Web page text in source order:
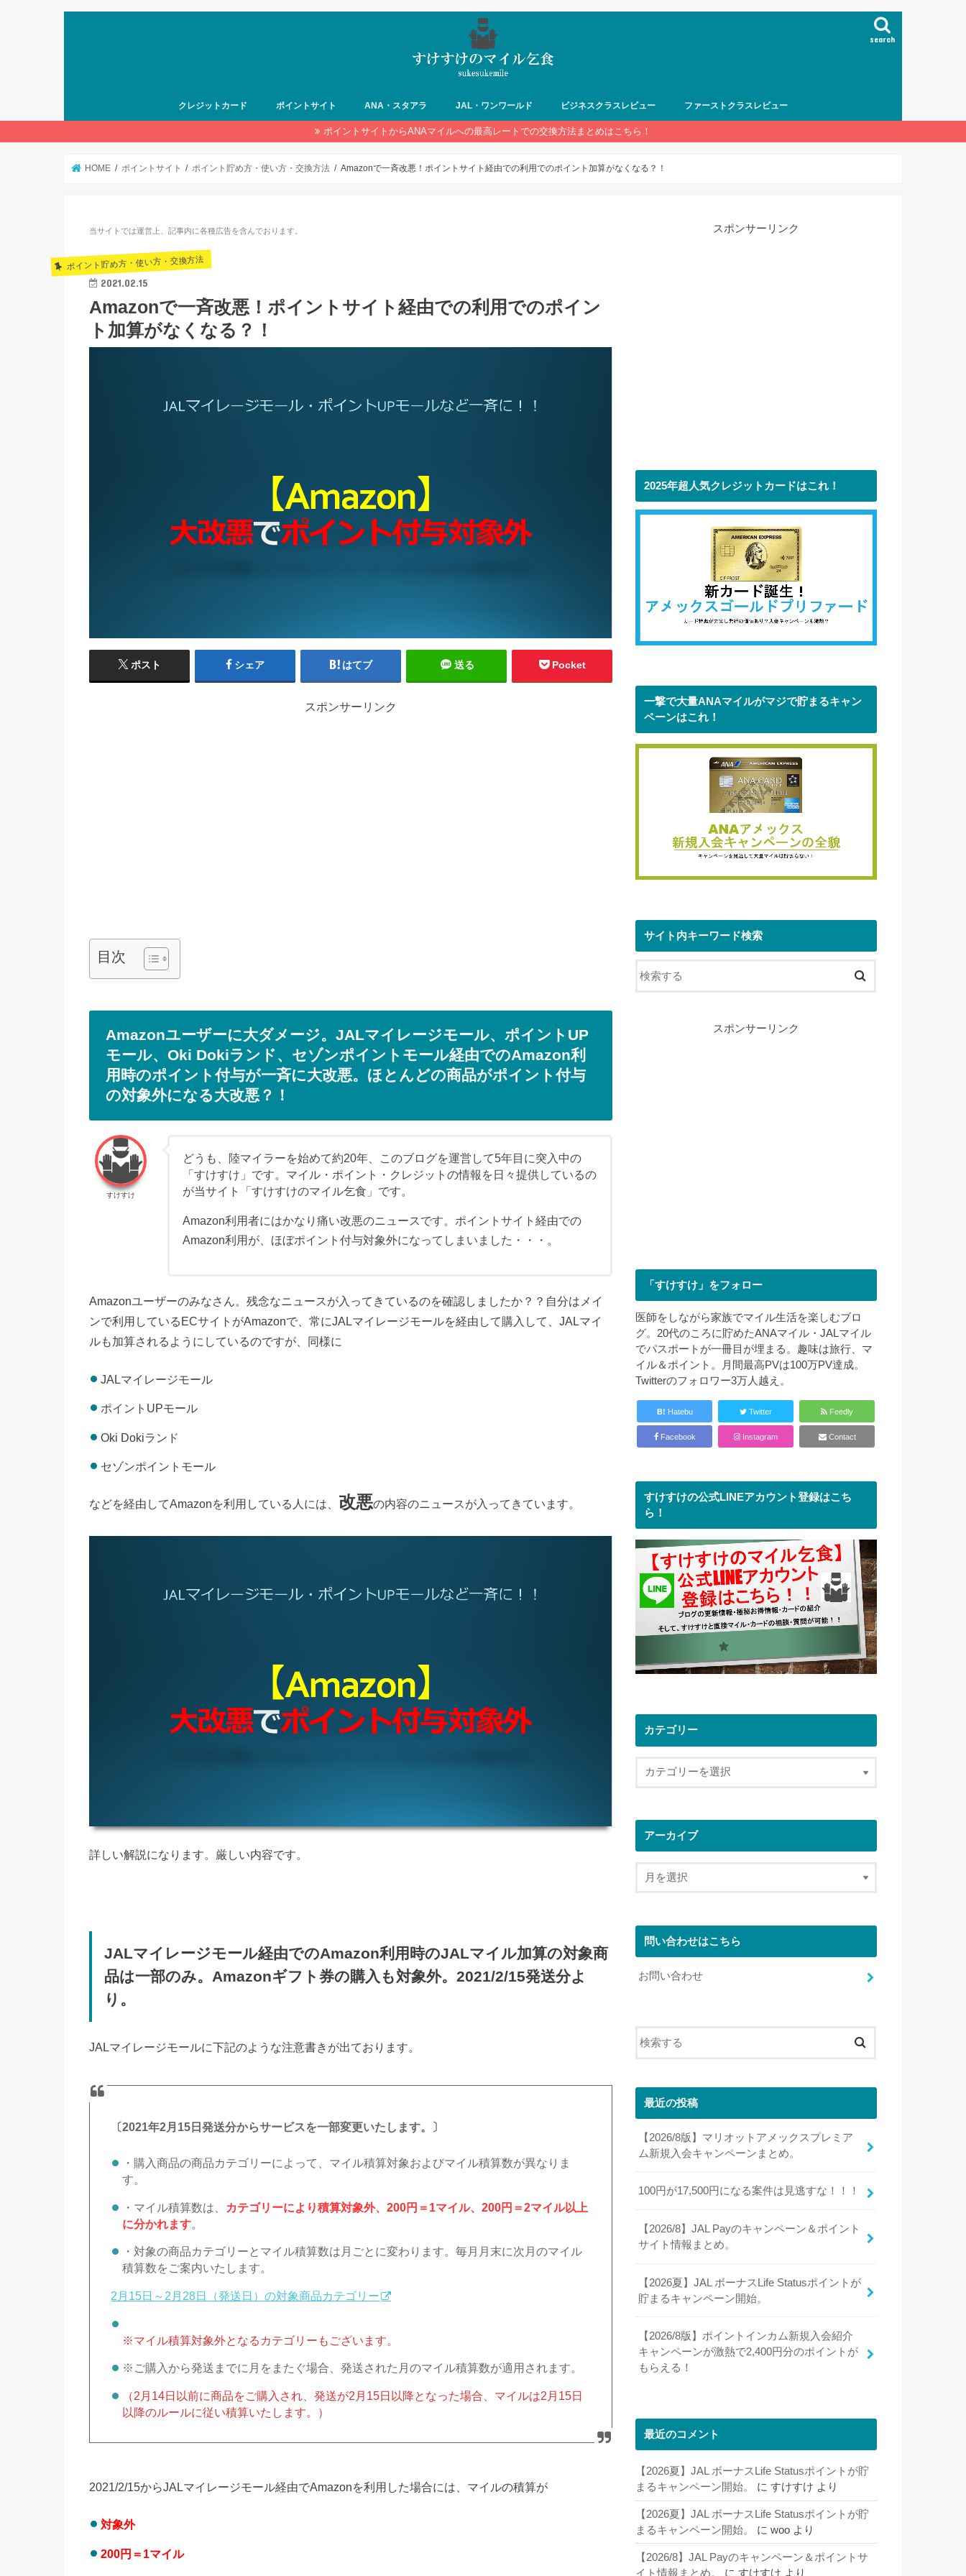
search
クレジットカード ポイントサイト ANA・スタアラ JAL・ワンワールド ビジネスクラスレビュー ファーストクラスレビュー
ポイントサイトからANAマイルへの最高レートでの交換方法まとめはこちら！
HOME ポイントサイト ポイント貯め方・使い方・交換方法 Amazonで一斉改悪！ポイントサイト経由での利用でのポイント加算がなくなる？！
当サイトでは運営上、記事内に各種広告を含んでおります。
ポイント貯め方・使い方・交換方法
2021.02.15
Amazonで一斉改悪！ポイントサイト経由での利用でのポイン
ト加算がなくなる？！
ポスト シェア はてブ 送る Pocket
スポンサーリンク
目次
Amazonユーザーに大ダメージ。JALマイレージモール、ポイントUP
モール、Oki Dokiランド、セゾンポイントモール経由でのAmazon利
用時のポイント付与が一斉に大改悪。ほとんどの商品がポイント付与
の対象外になる大改悪？！
すけすけ
どうも、陸マイラーを始めて約20年、このブログを運営して5年目に突入中の
「すけすけ」です。マイル・ポイント・クレジットの情報を日々提供しているの
が当サイト「すけすけのマイル乞食」です。
Amazon利用者にはかなり痛い改悪のニュースです。ポイントサイト経由での
Amazon利用が、ほぼポイント付与対象外になってしまいました・・・。
Amazonユーザーのみなさん。残念なニュースが入ってきているのを確認しましたか？？自分はメイ
ンで利用しているECサイトがAmazonで、常にJALマイレージモールを経由して購入して、JALマイ
ルも加算されるようにしているのですが、同様に
JALマイレージモール
ポイントUPモール
Oki Dokiランド
セゾンポイントモール
などを経由してAmazonを利用している人には、 改悪の内容のニュースが入ってきています。
詳しい解説になります。厳しい内容です。
JALマイレージモール経由でのAmazon利用時のJALマイル加算の対象商
品は一部のみ。Amazonギフト券の購入も対象外。2021/2/15発送分よ
り。
JALマイレージモールに下記のような注意書きが出ております。
〔2021年2月15日発送分からサービスを一部変更いたします。〕
・購入商品の商品カテゴリーによって、マイル積算対象およびマイル積算数が異なりま
す。
・マイル積算数は、
カテゴリーにより積算対象外、200円＝1マイル、200円＝2マイル以上
に分かれます。
・対象の商品カテゴリーとマイル積算数は月ごとに変わります。毎月月末に次月のマイル
積算数をご案内いたします。
2月15日～2月28日（発送日）の対象商品カテゴリー
※マイル積算対象外となるカテゴリーもございます。
※ご購入から発送までに月をまたぐ場合、発送された月のマイル積算数が適用されます。
（2月14日以前に商品をご購入され、発送が2月15日以降となった場合、マイルは2月15日
以降のルールに従い積算いたします。）
2021/2/15からJALマイレージモール経由でAmazonを利用した場合には、マイルの積算が
対象外
200円＝1マイル
スポンサーリンク
2025年超人気クレジットカードはこれ！
一撃で大量ANAマイルがマジで貯まるキャン
ペーンはこれ！
サイト内キーワード検索
スポンサーリンク
「すけすけ」をフォロー
医師をしながら家族でマイル生活を楽しむブロ
グ。20代のころに貯めたANAマイル・JALマイル
でパスポートが一冊目が埋まる。趣味は旅行、マ
イル＆ポイント。月間最高PVは100万PV達成。
Twitterのフォロワー3万人越え。
B! Hatebu Twitter Feedly
Facebook Instagram Contact
すけすけの公式LINEアカウント登録はこち
ら！
カテゴリー
アーカイブ
問い合わせはこちら
お問い合わせ
最近の投稿
【2026/8版】マリオットアメックスプレミア
ム新規入会キャンペーンまとめ。
100円が17,500円になる案件は見逃すな！！！
【2026/8】JAL Payのキャンペーン＆ポイント
サイト情報まとめ。
【2026夏】JAL ボーナスLife Statusポイントが
貯まるキャンペーン開始。
【2026/8版】ポイントインカム新規入会紹介
キャンペーンが激熱で2,400円分のポイントが
もらえる！
最近のコメント
【2026夏】JAL ボーナスLife Statusポイントが貯
まるキャンペーン開始。
に すけすけ より
【2026夏】JAL ボーナスLife Statusポイントが貯
まるキャンペーン開始。
に woo より
【2026/8】JAL Payのキャンペーン＆ポイントサ
イト情報まとめ。
に すけすけ より